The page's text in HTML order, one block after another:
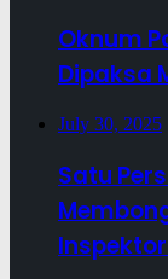
Oknum
Dipaksa
July 30, 2025
Satu